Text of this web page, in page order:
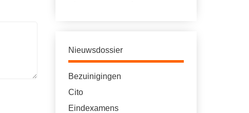
Nieuwsdossier
Bezuinigingen
Cito
Eindexamens